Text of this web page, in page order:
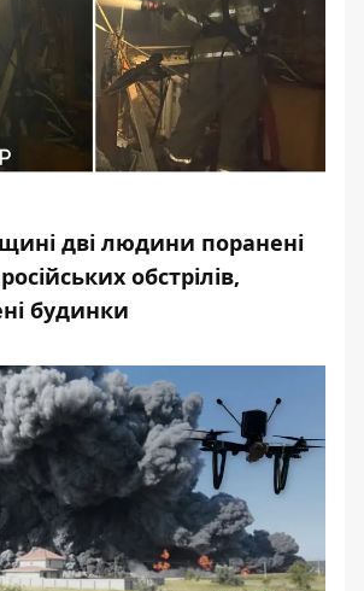
дві людини поранені
обстрілів,
будинки